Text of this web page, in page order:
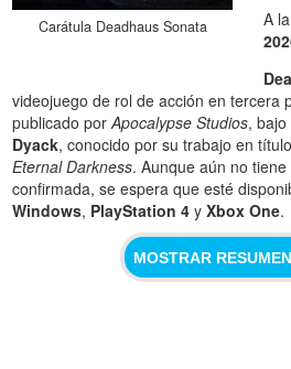
Carátula Deadhaus Sonata A
videojuego de rol de acción en tercera
publicado porApocalypse Studios,
Dyack, conocido por su trabajo en
Eternal Darkness. Aunque aún no
confirmada, se espera que esté
Windows, PlayStation 4 yXbox One.
MOSTRAR